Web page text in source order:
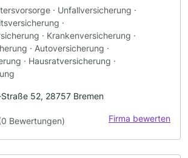
· Unfallversicherung ·
·
· Krankenversicherung ·
· Autoversicherung ·
· Hausratversicherung ·
52, 28757 Bremen
Bewertungen) Firma bewerten